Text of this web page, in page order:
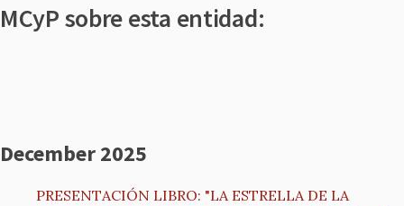
MCyP sobre esta entidad:
December 2025
PRESENTACIÓN LIBRO: "LA ESTRELLA DE LA